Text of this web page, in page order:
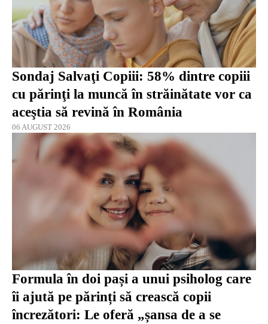
Sondaj Salvaţi Copiii: 58% dintre copiii
cu părinţi la muncă în străinătate vor ca
aceştia să revină în România
06 AUGUST 2026
Formula în doi pași a unui psiholog care
îi ajută pe părinți să crească copii
încrezători: Le oferă „șansa de a se